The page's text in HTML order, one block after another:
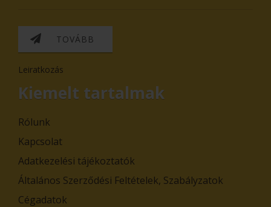
TOVÁBB
Leiratkozás
Kiemelt tartalmak
Rólunk
Kapcsolat
Adatkezelési tájékoztatók
Általános Szerződési Feltételek, Szabályzatok
Cégadatok